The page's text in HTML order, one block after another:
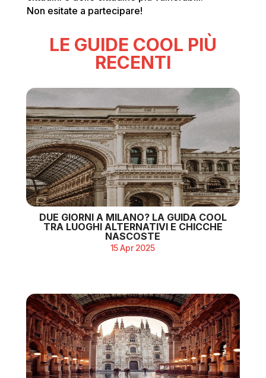
Non esitate a partecipare!
LE GUIDE COOL PIÙ
RECENTI
DUE GIORNI A MILANO? LA GUIDA COOL
TRA LUOGHI ALTERNATIVI E CHICCHE
NASCOSTE
15 Apr 2025